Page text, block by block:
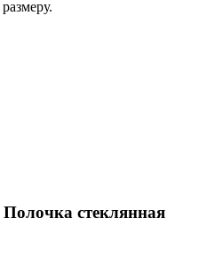
Полочка стеклянная